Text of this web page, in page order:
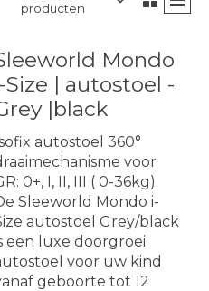
producten
Mondo
Size | autostoel -
|black
autostoel 360°
voor
0+, I, II, III ( 0-36kg).
Sleeworld Mondo i-
autostoel Grey/black
een luxe doorgroei
voor uw kind
geboorte tot 12